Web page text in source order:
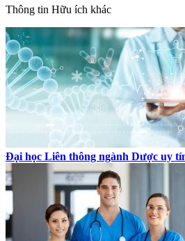
Thông tin Hữu ích khác
Đại học Liên thông ngành Dược uy